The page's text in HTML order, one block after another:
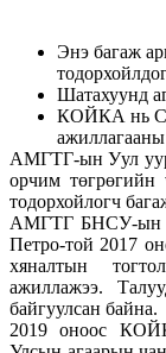
Энэ багаж
Шатахуунд
КОЙКА нь
АМГТГ-ын Уул
орчим төгрөгийн
тодорхойлогч
АМГТГ БНСУ-ын
Петро-той 2017
хяналтын
ажиллажээ.
байгуулсан байна.
2019 оноос